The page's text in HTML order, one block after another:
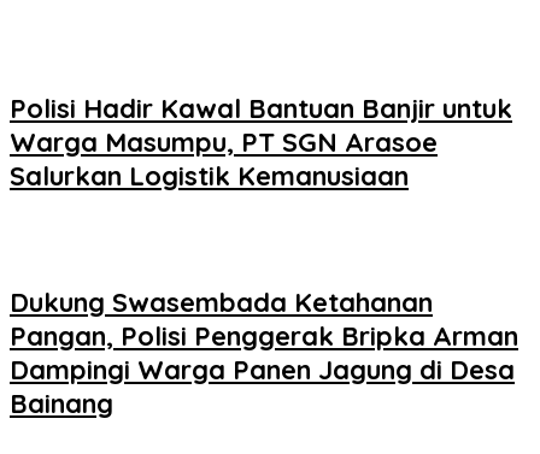
Polisi Hadir Kawal Bantuan Banjir untuk
Warga Masumpu, PT SGN Arasoe
Salurkan Logistik Kemanusiaan
Dukung Swasembada Ketahanan
Pangan, Polisi Penggerak Bripka Arman
Dampingi Warga Panen Jagung di Desa
Bainang